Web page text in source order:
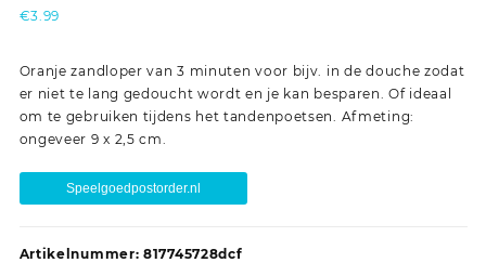
€3.99
Oranje zandloper van 3 minuten voor bijv. in de douche zodat
er niet te lang gedoucht wordt en je kan besparen. Of ideaal
om te gebruiken tijdens het tandenpoetsen. Afmeting:
ongeveer 9 x 2,5 cm.
Speelgoedpostorder.nl
Artikelnummer: 817745728dcf